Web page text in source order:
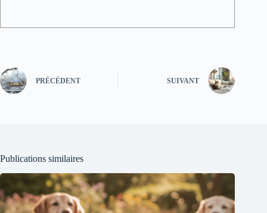
PRÉCÉDENT SUIVANT
Publications similaires